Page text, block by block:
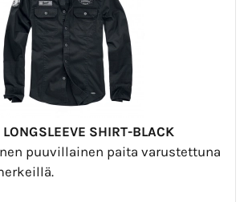
SHIRT-BLACK
puuvillainen paita varustettuna